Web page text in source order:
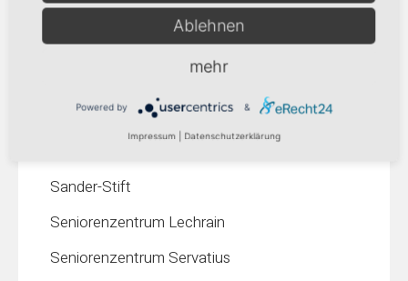
Wohnen
Kosten
Aktuelles
Sander-Stift
Seniorenzentrum Lechrain
Seniorenzentrum Servatius
Ablehnen
mehr
Powered by &
Impressum Datenschutzerklärung